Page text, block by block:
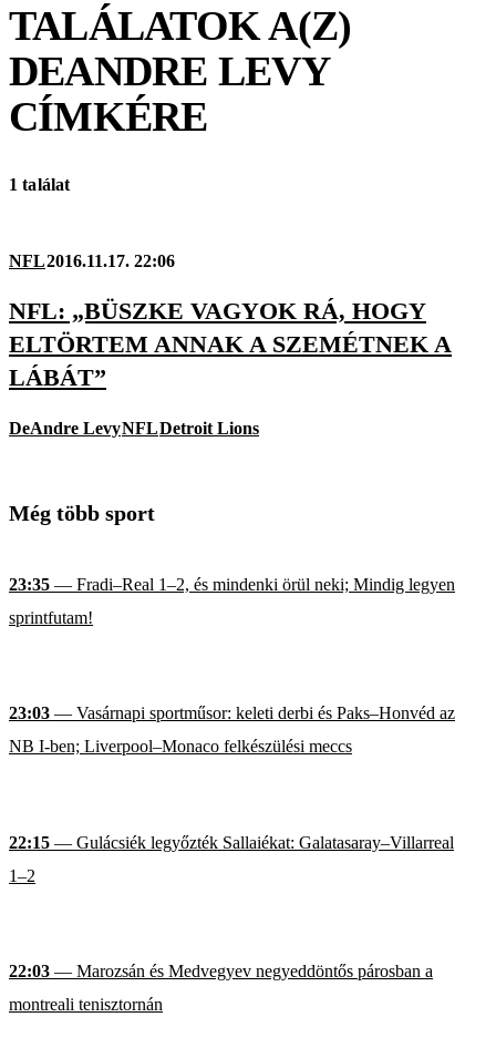
TALÁLATOK A(Z)
DEANDRE LEVY
CÍMKÉRE
1 találat
NFL2016.11.17. 22:06
NFL: „BÜSZKE VAGYOK RÁ, HOGY
ELTÖRTEM ANNAK A SZEMÉTNEK A
LÁBÁT”
DeAndre LevyNFLDetroit Lions
Még több sport
23:35 — Fradi–Real 1–2, és mindenki örül neki; Mindig legyen
sprintfutam!
23:03 — Vasárnapi sportműsor: keleti derbi és Paks–Honvéd az
NB I-ben; Liverpool–Monaco felkészülési meccs
22:15 — Gulácsiék legyőzték Sallaiékat: Galatasaray–Villarreal
1–2
22:03 — Marozsán és Medvegyev negyeddöntős párosban a
montreali tenisztornán